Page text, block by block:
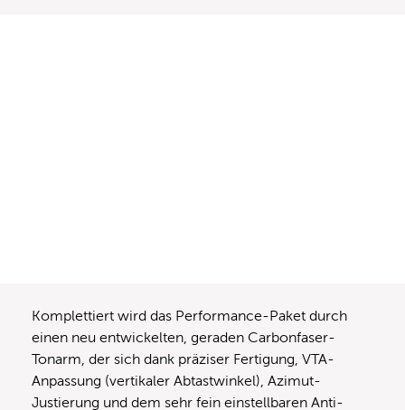
Komplettiert wird das Performance-Paket durch
einen neu entwickelten, geraden Carbonfaser-
Tonarm, der sich dank präziser Fertigung, VTA-
Anpassung (vertikaler Abtastwinkel), Azimut-
Justierung und dem sehr fein einstellbaren Anti-